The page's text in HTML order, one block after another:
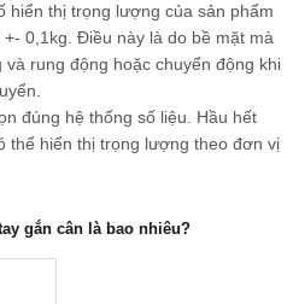
hiển thị trọng lượng của sản phẩm
0,1kg. Điều này là do bề mặt mà
rung động hoặc chuyển động khi
đúng hệ thống số liệu. Hầu hết
thể hiển thị trọng lượng theo đơn vị
gắn cân là bao nhiêu?